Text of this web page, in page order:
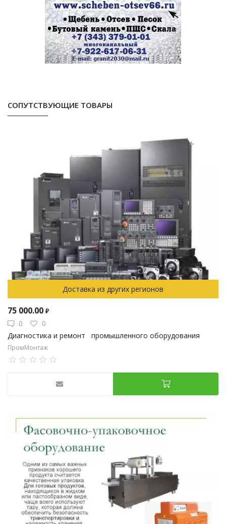
СОПУТСТВУЮЩИЕ ТОВАРЫ
Доставка из других регионов
75 000.00 ₽
0
0
Диагностика и ремонт промышленного оборудования
ПромМонтаж